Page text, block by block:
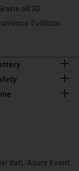
all'ID
l'utilizzo
dati. Azure Event